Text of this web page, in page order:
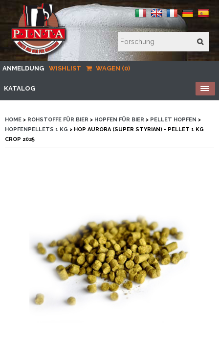
ANMELDUNG WISHLIST WAGEN (0)
KATALOG
HOME > ROHSTOFFE FÜR BIER > HOPFEN FÜR BIER > PELLET HOPFEN >
HOPFENPELLETS 1 KG > HOP AURORA (SUPER STYRIAN) - PELLET 1 KG
CROP 2025